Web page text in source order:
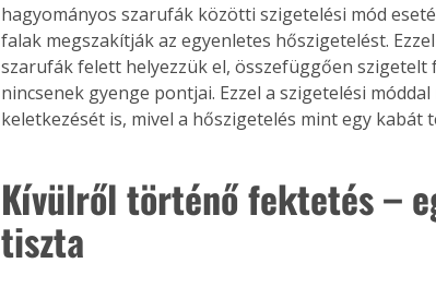
hagyományos szarufák közötti szigetelési mód
falak megszakítják az egyenletes hőszigetelést.
szarufák felett helyezzük el, összefüggően
nincsenek gyenge pontjai. Ezzel a szigetelési
keletkezését is, mivel a hőszigetelés mint egy kabát
Kívülről történő fektetés –
tiszta